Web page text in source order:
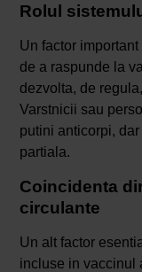
Rolul
Un factor
de a raspunde la
dezvolta, de
Varstnicii sau
putini anticorpi,
partiala.
Coincidenta
circulante
Un alt factor
incluse in vaccinul